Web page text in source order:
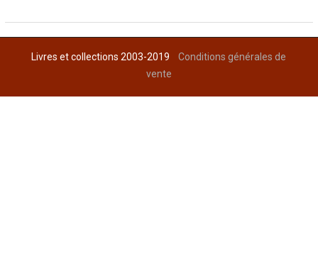
Livres et collections 2003-2019Conditions générales de
vente